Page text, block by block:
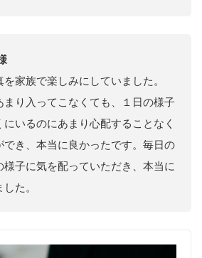
家族で楽しみにしていました。
り入ってこなくても、１日の様子
いるのにあまり心配することなく
でき、本当に良かったです。毎日の
様子に気を配っていただき、本当に
た。